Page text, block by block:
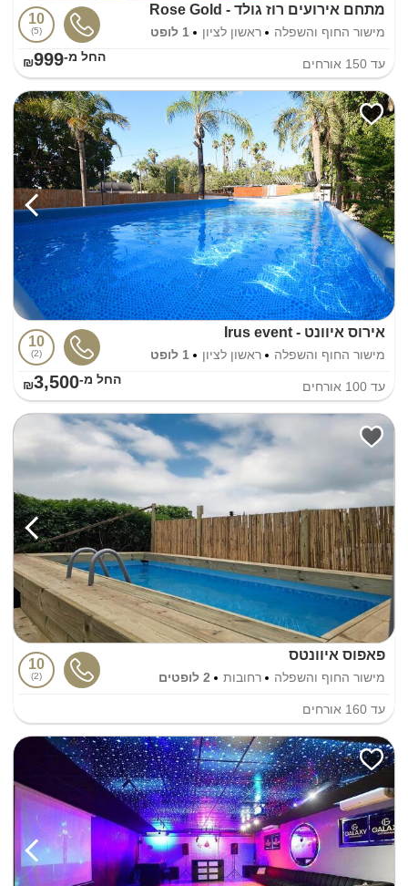
מתחם אירועים רוז גולד - Rose Gold
מישור החוף והשפלה ראשון לציון 1 לופט
10
5
עד 150 אורחים החל מ-₪999
אירוס איוונט - Irus event
מישור החוף והשפלה ראשון לציון 1 לופט
10
2
עד 100 אורחים החל מ-₪3,500
פאפוס איוונטס
מישור החוף והשפלה רחובות 2 לופטים
10
2
עד 160 אורחים